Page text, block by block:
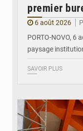
premier
6 août 2026
PORTO-NOVO, 6
paysage
SAVOIR PLUS